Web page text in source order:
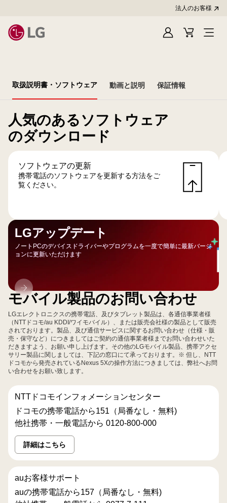
法人のお客様
Sign
Cart
取扱説明書・ソフトウェア 動画と説明 保証情報
人気のあるソフトウェア
のダウンロード
ソフトウェアの更新
携帯電話のソフトウェアを更新する方法をご
覧ください。
LGアップデート
ノートPCのデバイスドライバーやプログラムを一度で簡単に最新バージ
ョンに更新いただけます
LG
ア
プ
デ
ー
ト
モバイル製品のお問い合わせ
LGエレクトロニクスの携帯電話、及びタブレット製品は、各通信事業者様
（NTTドコモ/au KDDI/ワイモバイル）、または販売会社様の製品として販売
されております。製品、及び通信サービスに関するお問い合わせ（仕様・販
売・保守など）につきましてはご契約の通信事業者様までお問い合わせいた
だきますよう、お願い申し上げます。その他のLGモバイル製品、携帯アクセ
サリー製品に関しましては、下記の窓口にて承っております。※ 但し、NTT
ドコモから発売されているNexus 5Xの操作方法につきましては、弊社へお問
い合わせをお願い致します。
NTTドコモインフォメーションセンター
ドコモの携帯電話から151（局番なし・無料)
他社携帯・一般電話から 0120-800-000
詳細はこちら
auお客様サポート
auの携帯電話から157（局番なし・無料)